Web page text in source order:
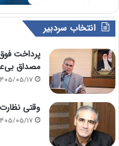
انتخاب سردبیر
پرداخت
مصداق
05/17
وقتی
05/17